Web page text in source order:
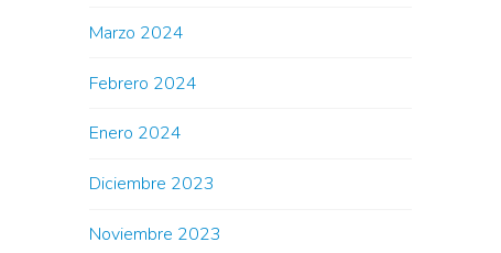
Marzo 2024
Febrero 2024
Enero 2024
Diciembre 2023
Noviembre 2023